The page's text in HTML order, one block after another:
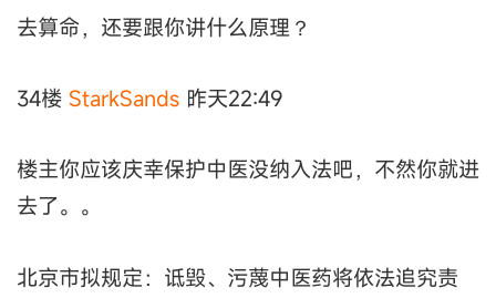
去算命，还要跟你讲什么原理？
34楼 StarkSands 昨天22:49
楼主你应该庆幸保护中医没纳入法吧，不然你就进
去了。。
北京市拟规定：诋毁、污蔑中医药将依法追究责